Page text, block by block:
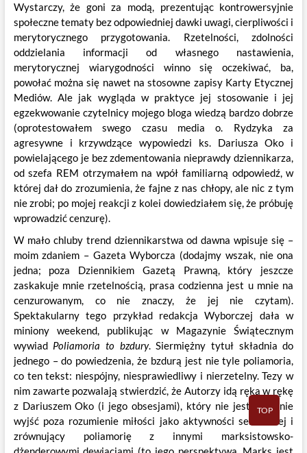
Wystarczy, że goni za modą, prezentując kontrowersyjnie
społeczne tematy bez odpowiedniej dawki uwagi, cierpliwości i
merytorycznego przygotowania. Rzetelności, zdolności
oddzielania informacji od własnego nastawienia,
merytorycznej wiarygodności winno się oczekiwać, ba,
powołać można się nawet na stosowne zapisy Karty Etycznej
Mediów. Ale jak wygląda w praktyce jej stosowanie i jej
egzekwowanie czytelnicy mojego bloga wiedzą bardzo dobrze
(oprotestowałem swego czasu media o. Rydzyka za
agresywne i krzywdzące wypowiedzi ks. Dariusza Oko i
powielającego je bez zdementowania nieprawdy dziennikarza,
od szefa REM otrzymałem na wpół familiarną odpowiedź, w
której dał do zrozumienia, że fajne z nas chłopy, ale nic z tym
nie zrobi; po mojej reakcji z kolei dowiedziałem się, że próbuję
wprowadzić cenzurę).
W mało chluby trend dziennikarstwa od dawna wpisuje się –
moim zdaniem – Gazeta Wyborcza (dodajmy wszak, nie ona
jedna; poza Dziennikiem Gazetą Prawną, który jeszcze
zaskakuje mnie rzetelnością, prasa codzienna jest u mnie na
cenzurowanym, co nie znaczy, że jej nie czytam).
Spektakularny tego przykład redakcja Wyborczej dała w
miniony weekend, publikując w Magazynie Świątecznym
wywiad Poliamoria to bzdury. Siermiężny tytuł składnia do
jednego – do powiedzenia, że bzdurą jest nie tyle poliamoria,
co ten tekst: niespójny, niesprawiedliwy i nierzetelny. Tezy w
nim zawarte pozwalają stwierdzić, że Autorzy idą ręka w rękę
z Dariuszem Oko (i jego obsesjami), który nie jest w stanie
wyjść poza rozumienie miłości jako aktywności seksualnej i
zrównujący poliamorię z innymi marksistowsko-
TOP